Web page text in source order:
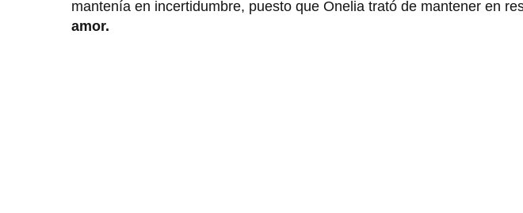
mantenía en incertidumbre, puesto que Onelia trató de mantener en
amor.